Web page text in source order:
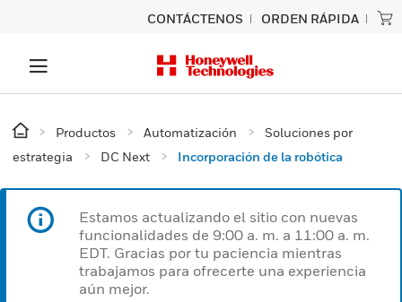
CONTÁCTENOS ORDEN RÁPIDA
Productos Automatización
Soluciones por
estrategia
DC Next Incorporación de la robótica
Estamos actualizando el sitio con nuevas
funcionalidades de 9:00 a. m. a 11:00 a. m.
EDT. Gracias por tu paciencia mientras
trabajamos para ofrecerte una experiencia
aún mejor.